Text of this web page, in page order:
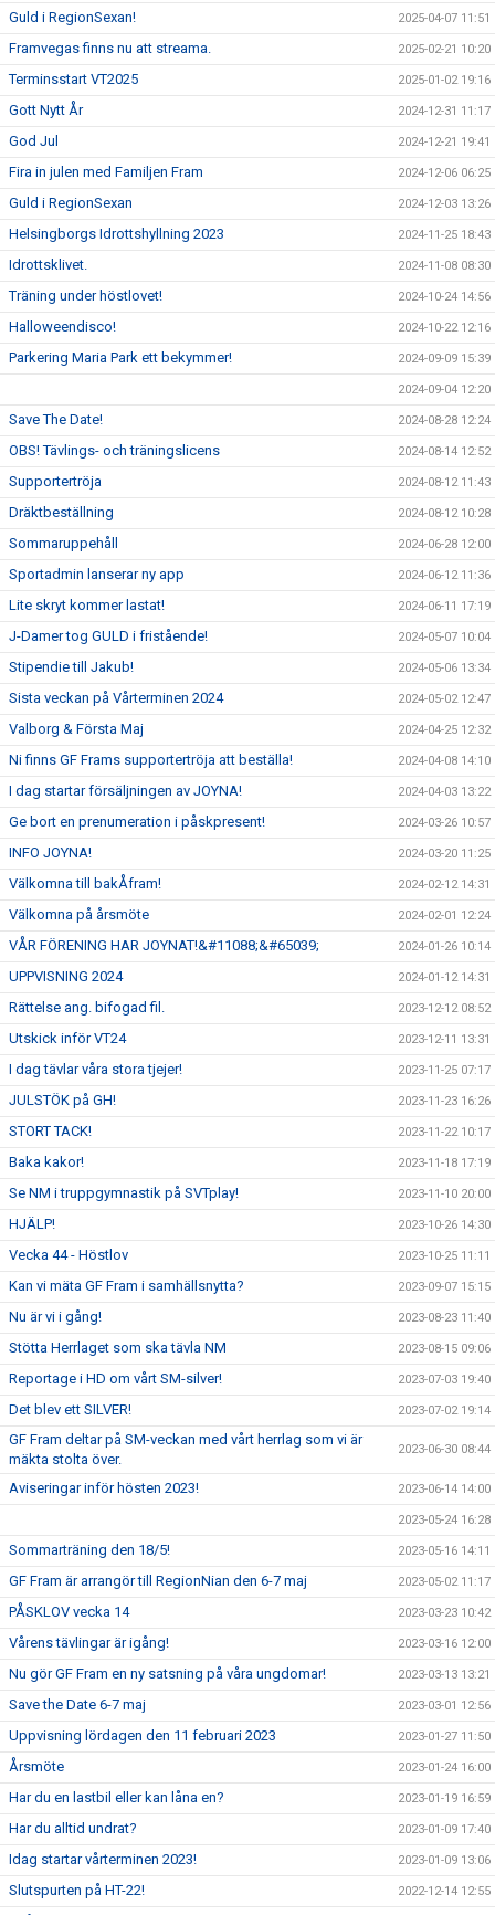
Guld i RegionSexan! 2025-04-07 11:51
Framvegas finns nu att streama. 2025-02-21 10:20
Terminsstart VT2025 2025-01-02 19:16
Gott Nytt År 2024-12-31 11:17
God Jul 2024-12-21 19:41
Fira in julen med Familjen Fram 2024-12-06 06:25
Guld i RegionSexan 2024-12-03 13:26
Helsingborgs Idrottshyllning 2023 2024-11-25 18:43
Idrottsklivet. 2024-11-08 08:30
Träning under höstlovet! 2024-10-24 14:56
Halloweendisco! 2024-10-22 12:16
Parkering Maria Park ett bekymmer! 2024-09-09 15:39
2024-09-04 12:20
Save The Date! 2024-08-28 12:24
OBS! Tävlings- och träningslicens 2024-08-14 12:52
Supportertröja 2024-08-12 11:43
Dräktbeställning 2024-08-12 10:28
Sommaruppehåll 2024-06-28 12:00
Sportadmin lanserar ny app 2024-06-12 11:36
Lite skryt kommer lastat! 2024-06-11 17:19
J-Damer tog GULD i fristående! 2024-05-07 10:04
Stipendie till Jakub! 2024-05-06 13:34
Sista veckan på Vårterminen 2024 2024-05-02 12:47
Valborg & Första Maj 2024-04-25 12:32
Ni finns GF Frams supportertröja att beställa! 2024-04-08 14:10
I dag startar försäljningen av JOYNA! 2024-04-03 13:22
Ge bort en prenumeration i påskpresent! 2024-03-26 10:57
INFO JOYNA! 2024-03-20 11:25
Välkomna till bakÅfram! 2024-02-12 14:31
Välkomna på årsmöte 2024-02-01 12:24
VÅR FÖRENING HAR JOYNAT!&#11088;&#65039; 2024-01-26 10:14
UPPVISNING 2024 2024-01-12 14:31
Rättelse ang. bifogad fil. 2023-12-12 08:52
Utskick inför VT24 2023-12-11 13:31
I dag tävlar våra stora tjejer! 2023-11-25 07:17
JULSTÖK på GH! 2023-11-23 16:26
STORT TACK! 2023-11-22 10:17
Baka kakor! 2023-11-18 17:19
Se NM i truppgymnastik på SVTplay! 2023-11-10 20:00
HJÄLP! 2023-10-26 14:30
Vecka 44 - Höstlov 2023-10-25 11:11
Kan vi mäta GF Fram i samhällsnytta? 2023-09-07 15:15
Nu är vi i gång! 2023-08-23 11:40
Stötta Herrlaget som ska tävla NM 2023-08-15 09:06
Reportage i HD om vårt SM-silver! 2023-07-03 19:40
Det blev ett SILVER! 2023-07-02 19:14
GF Fram deltar på SM-veckan med vårt herrlag som vi är
mäkta stolta över.
2023-06-30 08:44
Aviseringar inför hösten 2023! 2023-06-14 14:00
2023-05-24 16:28
Sommarträning den 18/5! 2023-05-16 14:11
GF Fram är arrangör till RegionNian den 6-7 maj 2023-05-02 11:17
PÅSKLOV vecka 14 2023-03-23 10:42
Vårens tävlingar är igång! 2023-03-16 12:00
Nu gör GF Fram en ny satsning på våra ungdomar! 2023-03-13 13:21
Save the Date 6-7 maj 2023-03-01 12:56
Uppvisning lördagen den 11 februari 2023 2023-01-27 11:50
Årsmöte 2023-01-24 16:00
Har du en lastbil eller kan låna en? 2023-01-19 16:59
Har du alltid undrat? 2023-01-09 17:40
Idag startar vårterminen 2023! 2023-01-09 13:06
Slutspurten på HT-22! 2022-12-14 12:55